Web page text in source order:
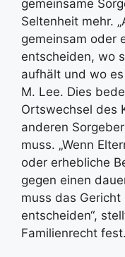
gemeinsame
Seltenheit mehr.
gemeinsam oder
entscheiden, wo
aufhält und wo
M. Lee. Dies
Ortswechsel des
anderen
muss. „Wenn
oder erhebliche
gegen einen
muss das
entscheiden“,
Familienrecht fest.